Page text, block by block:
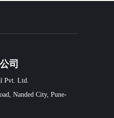
司
Pvt. Ltd.
Nanded City, Pune-